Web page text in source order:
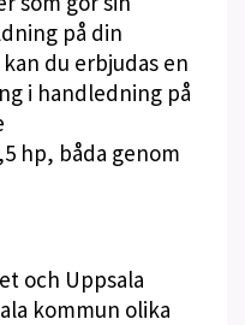
på din
du erbjudas en
i handledning på
hp, båda genom
och Uppsala
kommun olika